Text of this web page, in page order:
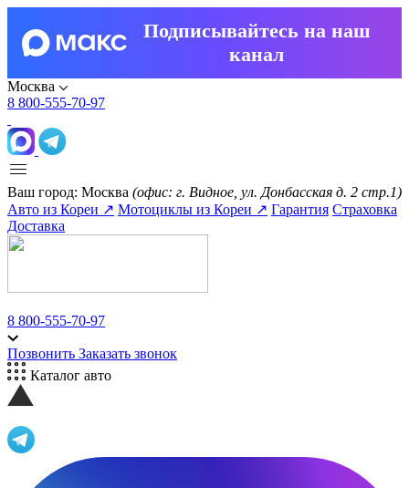
Подписывайтесь на наш
канал
Москва
8 800-555-70-97
Ваш город: Москва (офис: г. Видное, ул. Донбасская д. 2 стр.1)
Авто из Кореи ↗ Мотоциклы из Кореи ↗ Гарантия Страховка
Доставка
8 800-555-70-97
Позвонить Заказать звонок
Каталог авто